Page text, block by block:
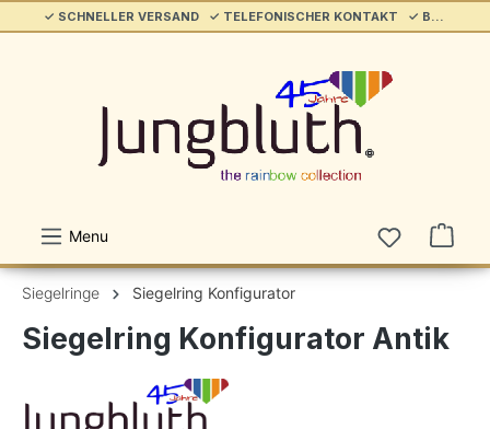
springen ✓ SCHNELLER VERSAND ✓ TELEFONISCHER KONTAKT ✓ BELIEBT & ETABLIERT ✓ SERVICE/HILFE
Menu
Siegelringe Siegelring Konfigurator
Siegelring Konfigurator Antik